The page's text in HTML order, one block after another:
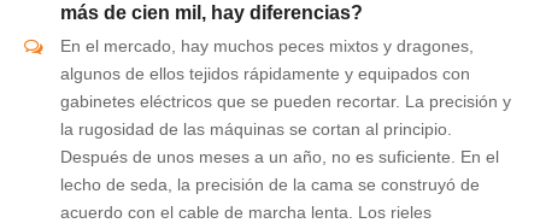
más de cien mil, hay diferencias?
En el mercado, hay muchos peces mixtos y dragones,
algunos de ellos tejidos rápidamente y equipados con
gabinetes eléctricos que se pueden recortar. La precisión y
la rugosidad de las máquinas se cortan al principio.
Después de unos meses a un año, no es suficiente. En el
lecho de seda, la precisión de la cama se construyó de
acuerdo con el cable de marcha lenta. Los rieles